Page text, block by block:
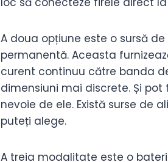
A doua opțiune este o sursă
permanentă. Aceasta
curent continuu către banda
dimensiuni mai discrete. Și
nevoie de ele. Există surse de
puteți alege.
A treia modalitate este o